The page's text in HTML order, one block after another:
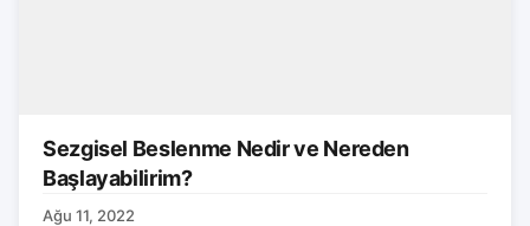
Sezgisel Beslenme Nedir ve Nereden
Başlayabilirim?
Ağu 11, 2022